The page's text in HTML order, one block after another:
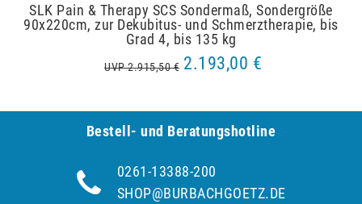
SLK Pain & Therapy SCS Sondermaß, Sondergröße
90x220cm, zur Dekubitus- und Schmerztherapie, bis
Grad 4, bis 135 kg
UVP 2.915,50 € 2.193,00 €
Bestell- und Be­ra­tungs­hot­line
0261-13388-200
SHOP@BURBACHGOETZ.DE